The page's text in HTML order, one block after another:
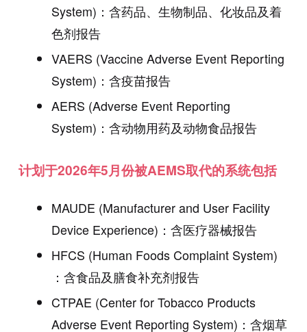
System)：含药品、生物制品、化妆品及着
色剂报告
VAERS (Vaccine Adverse Event Reporting
System)：含疫苗报告
AERS (Adverse Event Reporting
System)：含动物用药及动物食品报告
计划于2026年5月份被AEMS取代的系统包括
MAUDE (Manufacturer and User Facility
Device Experience)：含医疗器械报告
HFCS (Human Foods Complaint System)
：含食品及膳食补充剂报告
CTPAE (Center for Tobacco Products
Adverse Event Reporting System)：含烟草